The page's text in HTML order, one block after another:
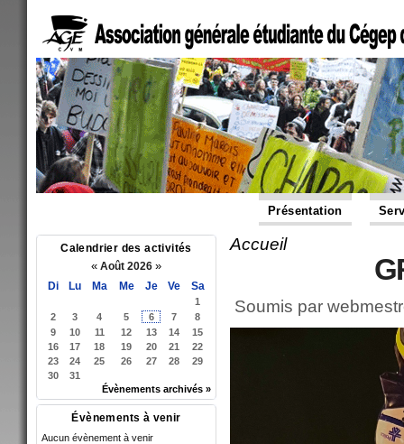
Présentation
Calendrier des activités
« Août 2026 »
Di Lu Ma Me Je Ve Sa
1
2
3 4 5 6 7
8
9
10 11 12 13 14
15
16
17 18 19 20 21
22
23
24 25 26 27 28
29
30
31
Évènements archivés »
Évènements à venir
Aucun évènement à venir
Vous êtes ici
Accueil
Soumis par